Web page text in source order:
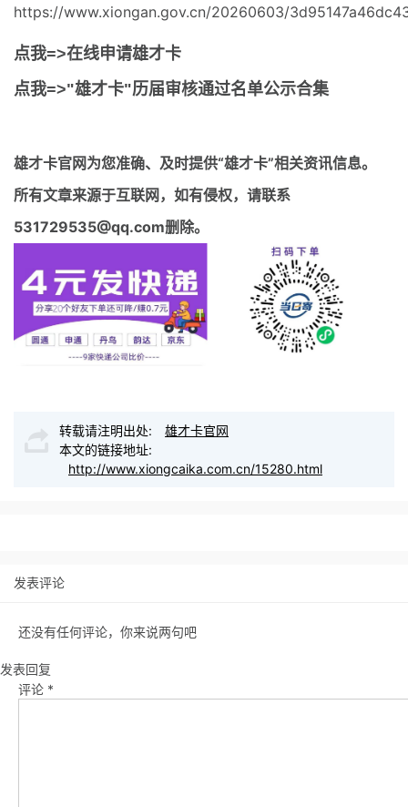
https://www.xiongan.gov.cn/20260603/
点我=>在线申请雄才卡
点我=>"雄才卡"历届审核通过名单公示合集
雄才卡官网为您准确、及时提供“雄才卡”相关资讯信息。
所有文章来源于互联网，如有侵权，请联系
531729535@qq.com删除。
转载请注明出处:
雄才卡官网
本文的链接地址:
http://www.xiongcaika.com.cn/15280.html
发表评论
还没有任何评论，你来说两句吧
发表回复
评论 *